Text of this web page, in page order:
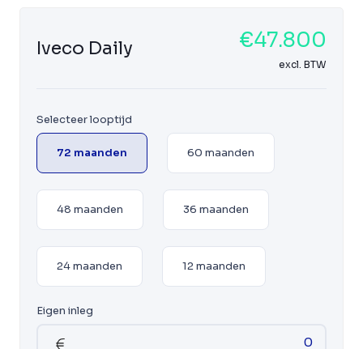
Iveco Daily €47.800
excl. BTW
Selecteer looptijd
72 maanden 60 maanden
48 maanden 36 maanden
24 maanden 12 maanden
Eigen inleg